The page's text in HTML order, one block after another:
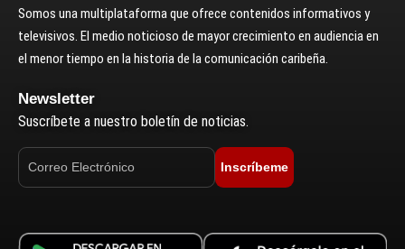
Somos una multiplataforma que ofrece contenidos informativos y
televisivos. El medio noticioso de mayor crecimiento en audiencia en
el menor tiempo en la historia de la comunicación caribeña.
Newsletter
Suscríbete a nuestro boletín de noticias.
Inscríbeme